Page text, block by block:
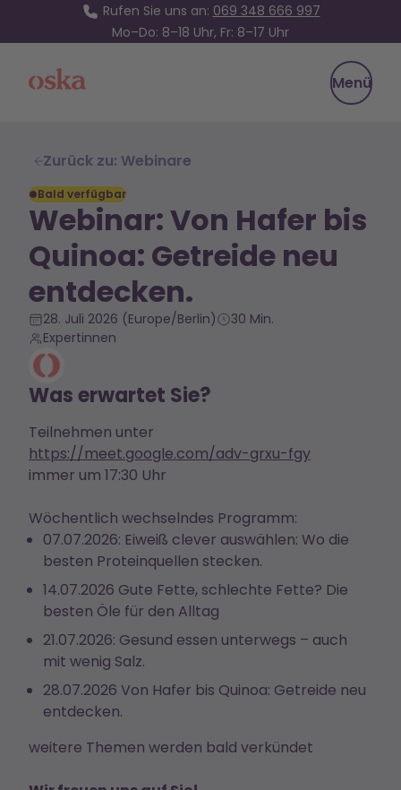
Rufen Sie uns an: 069 348 666 997
Mo–Do: 8–18 Uhr, Fr: 8–17 Uhr
Oska Health Menü
Zurück zu: Webinare
Bald verfügbar
Webinar: Von Hafer bis
Quinoa: Getreide neu
entdecken.
28. Juli 2026 (Europe/Berlin)
30 Min.
Expertinnen
Was erwartet Sie?
Teilnehmen unter
https://meet.google.com/adv-grxu-fgy
immer um 17:30 Uhr
Wöchentlich wechselndes Programm:
07.07.2026: Eiweiß clever auswählen: Wo die
besten Proteinquellen stecken.
14.07.2026 Gute Fette, schlechte Fette? Die
besten Öle für den Alltag
21.07.2026: Gesund essen unterwegs – auch
mit wenig Salz.
28.07.2026 Von Hafer bis Quinoa: Getreide neu
entdecken.
weitere Themen werden bald verkündet